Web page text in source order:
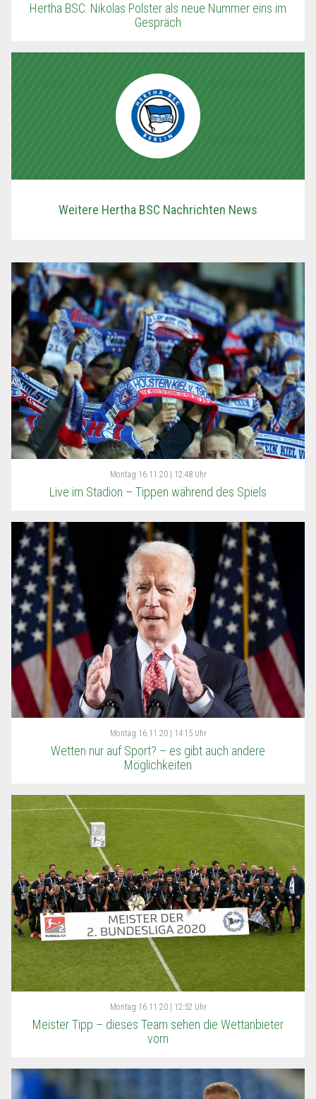
Hertha BSC: Nikolas Polster als neue Nummer eins im
Gespräch
Weitere Hertha BSC Nachrichten News
Montag 16.11.20 | 12:48 Uhr
Live im Stadion – Tippen während des Spiels
Montag 16.11.20 | 14:15 Uhr
Wetten nur auf Sport? – es gibt auch andere
Möglichkeiten
Montag 16.11.20 | 12:52 Uhr
Meister Tipp – dieses Team sehen die Wettanbieter
vorn